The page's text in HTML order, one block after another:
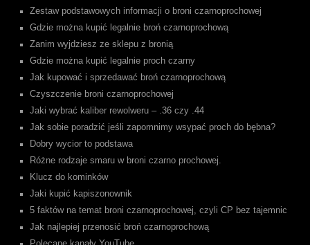
Zestaw podstawowych informacji o broni czarnoprochowej
Gdzie można kupić legalnie broń czarnoprochową
Zanim wyjdziesz ze sklepu z bronią
Gdzie można kupić legalnie proch czarny
Jak kupować i sprzedawać broń czarnoprochową
Czyszczenie broni czarnoprochowej
Jaki wybrać kaliber rewolweru – .36 czy .44
Jak sobie poradzić jeśli zapomnimy wsypać proch do bębna?
Dobry wycior to podstawa
Różne rodzaje smaru w broni czarno prochowej.
Klucz do kominków
Jaki kupić kapiszonownik
5 faktów na temat broni czarnoprochowej, czyli CP bez tajemnic
Jak najlepiej przenosić broń czarnoprochową